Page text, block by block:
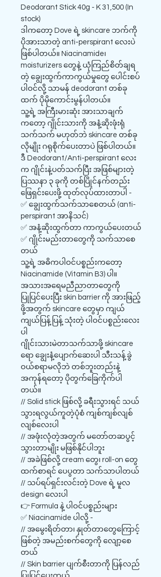
Deodorant Stick 40g - K 31,500 (In
stock)
ဒါကတော့ Dove ရဲ့ skincare ဘက်ကို
ပိုအားသာတဲ့ anti-perspirant လေးပဲ
ဖြစ်ပါတယ်။ Niacinamide၊
moisturizers တွေနဲ့ ယုံကြည်စိတ်ချရ
တဲ့ ချွေးထွက်ကာကွယ်မှုတွေ ပေါင်းစပ်
ပါဝင်လို့ သာမန် deodorant တစ်ခု
ထက် ပိုမိုကောင်းမွန်ပါတယ်။
သူ့ရဲ့ အကြီးမားဆုံး အားသာချက်
ကတော့ ဂျိုင်းသားကို အနံ့ဆိုးဖုံးရုံ
သက်သက် မဟုတ်ဘဲ skincare တစ်ခု
လိုမျိုး ဂရုစိုက်ပေးတာပဲ ဖြစ်ပါတယ်။
ဒီ Deodorant/Anti-perspirant လေး
က ဂျိုင်းနဲ့ပတ်သက်ပြီး အဖြစ်များတဲ့
ပြဿနာ ၃ ခုကို တစ်ပြိုင်နက်တည်း
ဖြေရှင်းပေးဖို့ ထုတ်လုပ်ထားတာပါ -
✅ ချွေးထွက်သက်သာစေတယ် (anti-
perspirant အာနိသင်)
✅ အနံ့ဆိုးထွက်တာ ကာကွယ်ပေးတယ်
✅ ဂျိုင်းမည်းတာတွေကို သက်သာစေ
တယ်
သူ့ရဲ့ အဓိကပါဝင်ပစ္စည်းကတော့
Niacinamide (Vitamin B3) ပါ။
အသားအရေမညီညာတာတွေကို
ပြုပြင်ပေးပြီး skin barrier ကို အားဖြည့်
ဖို့အတွက် skincare တွေမှာ ကျယ်
ကျယ်ပြန့်ပြန့် သုံးတဲ့ ပါဝင်ပစ္စည်းလေး
ပါ
ဂျိုင်းသားမဲတာသက်သာဖို့ skincare
ရော ချွေးနံ့ပျောက်ဆေးပါ သီးသန့်ခွဲ
ဝယ်စရာမလိုဘဲ တစ်ဘူးတည်းနဲ့
အကုန်ရတော့ ပိုတွက်ခြေကိုက်ပါ
တယ်။
// Solid stick ဖြစ်လို့ ခရီးသွားရင် သယ်
သွားရလွယ်ကူတဲ့ပုံစံ ကျစ်ကျစ်လျစ်
လျစ်လေးပါ
// အဖုံးလုံတဲ့အတွက် မတော်တဆပွင့်
သွားတာမျိုး မဖြစ်နိုင်ပါဘူး
// အခဲဖြစ်လို့ cream တွေ၊ roll-on တွေ
ထက်စာရင် ပေပွတာ သက်သာပါတယ်
// သပ်ရပ်ရှင်းလင်းတဲ့ Dove ရဲ့ မူလ
design လေးပါ
👉 Formula နဲ့ ပါဝင်ပစ္စည်းများ
✅ Niacinamide ပါလို့ -
// အမွေးရိတ်တာ၊ နှုတ်တာတွေကြောင့်
ဖြစ်တဲ့ အမည်းစက်တွေကို လျော့စေ
တယ်
// Skin barrier ပျက်စီးတာကို ပြန်လည်